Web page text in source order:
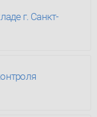
г. Санкт-